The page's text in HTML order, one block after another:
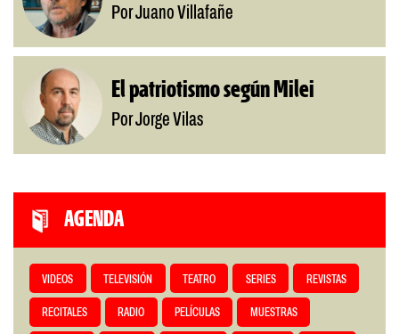
Por Juano Villafañe
El patriotismo según Milei
Por Jorge Vilas
AGENDA
VIDEOS TELEVISIÓN TEATRO SERIES REVISTAS
RECITALES RADIO PELÍCULAS MUESTRAS